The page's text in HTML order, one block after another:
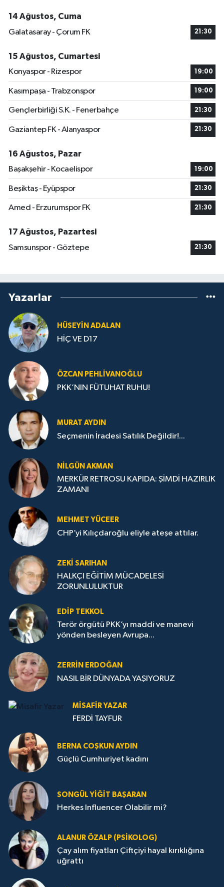
14 Ağustos, Cuma
Galatasaray - Çorum FK
21:30
15 Ağustos, Cumartesi
Konyaspor - Rizespor
19:00
Kasımpaşa - Trabzonspor 19:00
Gençlerbirliği S.K. - Fenerbahçe 21:30
Gaziantep FK - Alanyaspor 21:30
16 Ağustos, Pazar
Başakşehir - Kocaelispor
19:00
Beşiktaş - Eyüpspor 21:30
Amed - Erzurumspor FK 21:30
17 Ağustos, Pazartesi
Samsunspor - Göztepe
21:30
Yazarlar
HÜSEYIN ADALAN
HİÇ VE D17
ÖZCAN PEHLIVANOĞLU
PKK’NIN FÜTUHAT RUHU!
MURAT AYDIN
Seçmenin İradesi Satılık Değildir!...
NILGÜN AKMAN
MERKÜR RETROSU KAPIDA: ŞİMDİ HAZIRLIK
ZAMANI
MEHMET YÜCEER
CHP’yi Kılıçdaroğlu eliyle ateşe attılar.
ZEKI SARIHAN
HALKÇI EĞİTİM MÜCADELESİ
ZORUNLULUKTUR
EDIP TEKKOL
Terör örgütü PKK’yı maddi ve manevi
yönden besleyen Avrupa...
ZERRIN ERDOĞAN
NASIL BİR DÜNYADA YAŞIYORUZ
MISAFIR YAZAR
FERDİ TAYFUR
BERNA COŞKUN AYDIN
Güçlü Cumhuriyet kadını
SONGÜL YIĞIT BAŞARAN
Herkes Influencer Olabilir mi?
ALANUR ÖZALP (PSIKOLOG)
Çay alım fiyatları Çiftçiyi hayal kırıklığına
uğrattı